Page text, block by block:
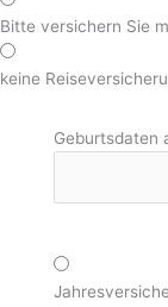
Bitte versichern Sie
keine
Geburtsdaten